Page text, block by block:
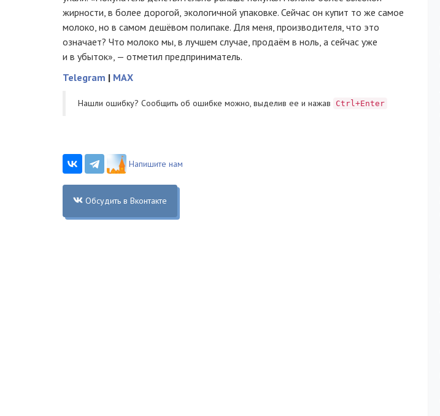
жирности, в более дорогой, экологичной упаковке. Сейчас он купит то же самое
молоко, но в самом дешёвом полипаке. Для меня, производителя, что это
означает? Что молоко мы, в лучшем случае, продаём в ноль, а сейчас уже
и в убыток», — отметил предприниматель.
Telegram | MAX
Нашли ошибку? Cообщить об ошибке можно, выделив ее и нажав Ctrl+Enter
Напишите нам
Обсудить в Вконтакте